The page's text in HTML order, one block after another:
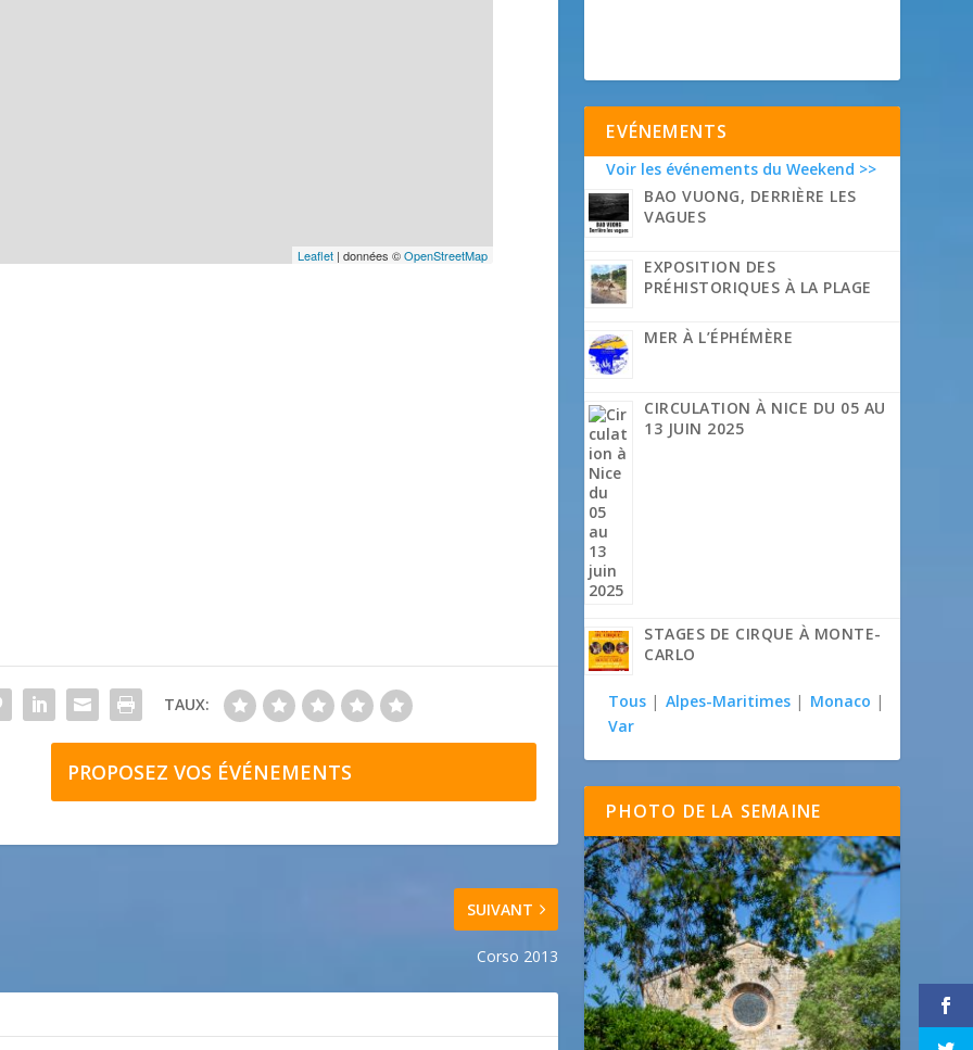
Leaflet | données ©OpenStreetMap
TAUX:
PROPOSEZ VOS ÉVÉNEMENTS
SUIVANT
Corso 2013
EVÉNEMENTS
Voir les événements du Weekend >>
BAO VUONG, DERRIÈRE LES
VAGUES
EXPOSITION DES
PRÉHISTORIQUES À LA PLAGE
MER À L’ÉPHÉMÈRE
CIRCULATION À NICE DU 05 AU
13 JUIN 2025
STAGES DE CIRQUE À MONTE-
CARLO
Tous | Alpes-Maritimes | Monaco |
Var
PHOTO DE LA SEMAINE